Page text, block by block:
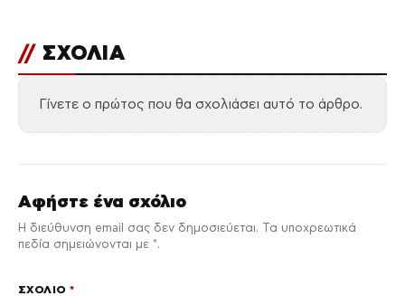
// ΣΧΟΛΙΑ
Γίνετε ο πρώτος που θα σχολιάσει αυτό το άρθρο.
Αφήστε ένα σχόλιο
Η διεύθυνση email σας δεν δημοσιεύεται. Τα υποχρεωτικά
πεδία σημειώνονται με *.
ΣΧΌΛΙΟ*